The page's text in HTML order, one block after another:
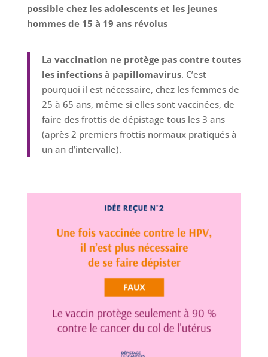
possible chez les adolescents et les jeunes
hommes de 15 à 19 ans révolus
La vaccination ne protège pas contre toutes
les infections à papillomavirus. C’est
pourquoi il est nécessaire, chez les femmes de
25 à 65 ans, même si elles sont vaccinées, de
faire des frottis de dépistage tous les 3 ans
(après 2 premiers frottis normaux pratiqués à
un an d’intervalle).